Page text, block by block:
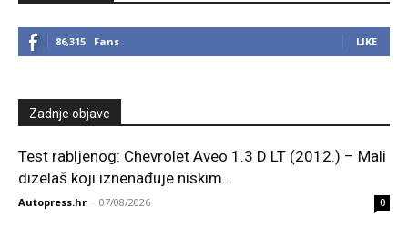
86,315 Fans LIKE
Zadnje objave
Test rabljenog: Chevrolet Aveo 1.3 D LT (2012.) – Mali
dizelaš koji iznenađuje niskim...
Autopress.hr - 07/08/2026 0